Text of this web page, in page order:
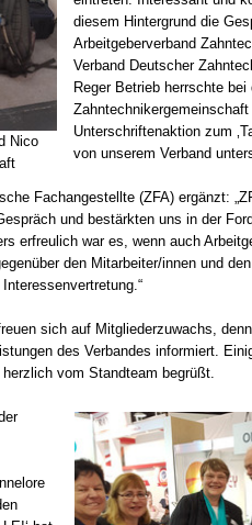
Nico
diesem Hintergrund die
Arbeitgeberverband
Verband Deutscher
Reger Betrieb herrschte
Unterschriftenaktion zum
von unserem Verband
Fachangestellte (ZFA) ergänzt:
und bestärkten uns in der
erfreulich war es, wenn auch
den Mitarbeiter/innen und
sich auf Mitgliederzuwachs,
des Verbandes informiert.
vom Standteam begrüßt.
16.10. 12:00 Uhr - 17.10.2026
70629 Stuttgart
infotage FACHDENTAL Stuttgart